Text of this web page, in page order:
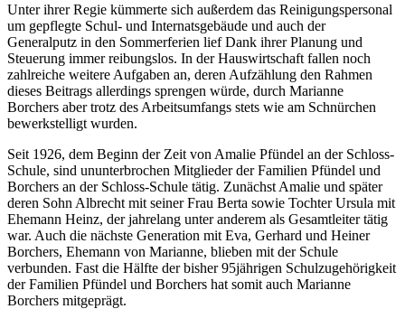
Unter ihrer Regie kümmerte sich außerdem das Reinigungspersonal
um gepflegte Schul- und Internatsgebäude und auch der
Generalputz in den Sommerferien lief Dank ihrer Planung und
Steuerung immer reibungslos. In der Hauswirtschaft fallen noch
zahlreiche weitere Aufgaben an, deren Aufzählung den Rahmen
dieses Beitrags allerdings sprengen würde, durch Marianne
Borchers aber trotz des Arbeitsumfangs stets wie am Schnürchen
bewerkstelligt wurden.
Seit 1926, dem Beginn der Zeit von Amalie Pfündel an der Schloss-
Schule, sind ununterbrochen Mitglieder der Familien Pfündel und
Borchers an der Schloss-Schule tätig. Zunächst Amalie und später
deren Sohn Albrecht mit seiner Frau Berta sowie Tochter Ursula mit
Ehemann Heinz, der jahrelang unter anderem als Gesamtleiter tätig
war. Auch die nächste Generation mit Eva, Gerhard und Heiner
Borchers, Ehemann von Marianne, blieben mit der Schule
verbunden. Fast die Hälfte der bisher 95jährigen Schulzugehörigkeit
der Familien Pfündel und Borchers hat somit auch Marianne
Borchers mitgeprägt.